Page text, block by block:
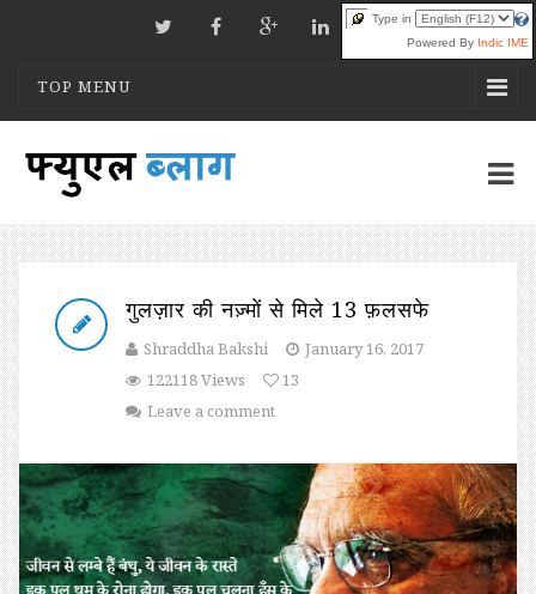
TOP MENU
गुलज़ार की नज़्मों से मिले 13 फ़लसफे
Shraddha Bakshi
January 16, 2017
122118 Views
13
Leave a comment
Type in
Powered By Indic IME